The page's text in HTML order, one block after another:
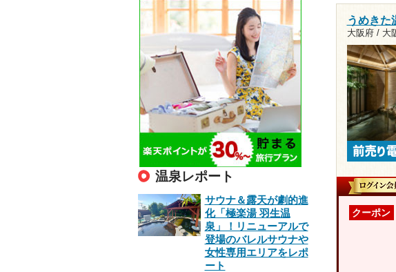
うめき
大阪府 / 大
クーポン
温泉レポート
サウナ＆露天が劇的進
化「極楽湯 羽生温
泉」！リニューアルで
登場のバレルサウナや
女性専用エリアをレポ
ート